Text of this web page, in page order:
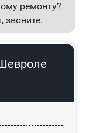
ремонту?
звоните.